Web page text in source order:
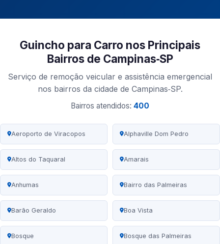
Guincho para Carro nos Principais
Bairros de Campinas‑SP
Serviço de remoção veicular e assistência emergencial
nos bairros da cidade de Campinas‑SP.
Bairros atendidos: 400
Aeroporto de Viracopos Alphaville Dom Pedro
Altos do Taquaral Amarais
Anhumas Bairro das Palmeiras
Barão Geraldo Boa Vista
Bosque Bosque das Palmeiras